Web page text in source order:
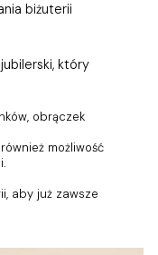
biżuterii
który
obrączek
możliwość
aby już zawsze